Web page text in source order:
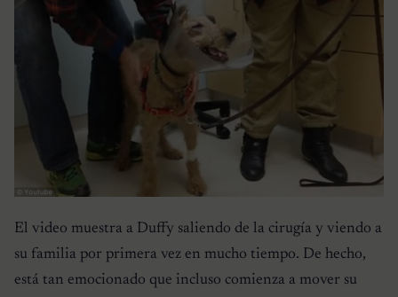
El video muestra a Duffy saliendo de la cirugía y viendo a
su familia por primera vez en mucho tiempo. De hecho,
está tan emocionado que incluso comienza a mover su